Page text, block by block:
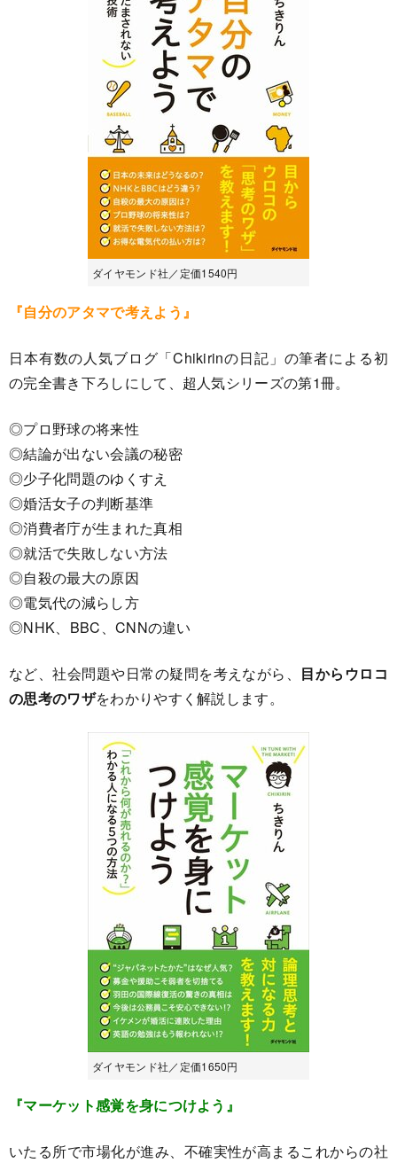
ダイヤモンド社／定価1540円
『自分のアタマで考えよう』
日本有数の人気ブログ「Chikirinの日記」の筆者による初
の完全書き下ろしにして、超人気シリーズの第1冊。
◎プロ野球の将来性
◎結論が出ない会議の秘密
◎少子化問題のゆくすえ
◎婚活女子の判断基準
◎消費者庁が生まれた真相
◎就活で失敗しない方法
◎自殺の最大の原因
◎電気代の減らし方
◎NHK、BBC、CNNの違い
など、社会問題や日常の疑問を考えながら、 目からウロコ
の思考のワザをわかりやすく解説します。
ダイヤモンド社／定価1650円
『マーケット感覚を身につけよう』
いたる所で市場化が進み、不確実性が高まるこれからの社